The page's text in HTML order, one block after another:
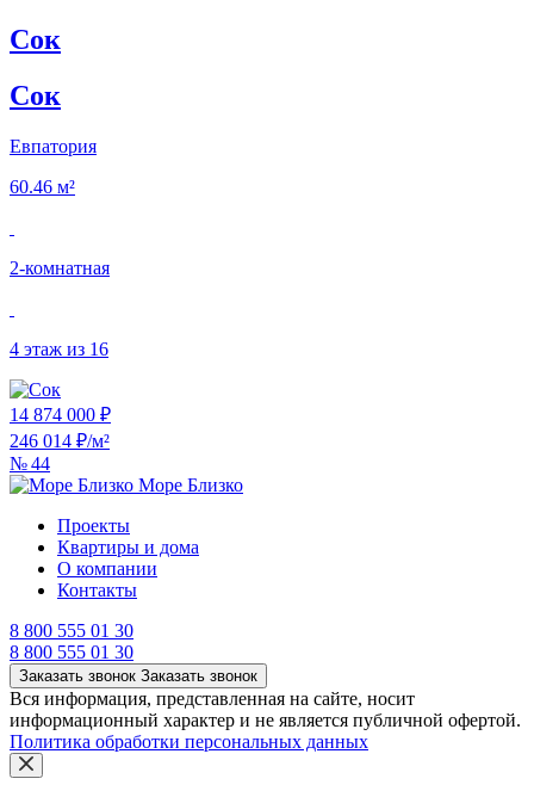
Сок
Сок
Евпатория
60.46 м²
2‑комнатная
4 этаж из 16
14 874 000 ₽
246 014 ₽/м²
№ 44
Море Близко
Проекты
Квартиры и дома
О компании
Контакты
8 800 555 01 30
8 800 555 01 30
Заказать звонок Заказать звонок
Вся информация, представленная на сайте, носит
информационный характер и не является публичной офертой.
Политика обработки персональных данных